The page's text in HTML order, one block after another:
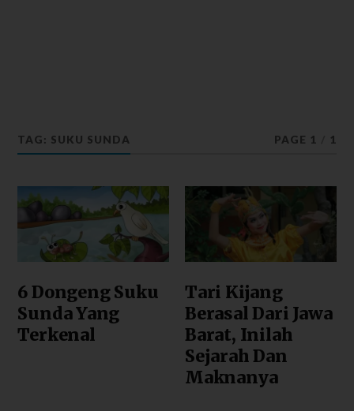
TAG: SUKU SUNDA PAGE 1 1
6 Dongeng Suku
Sunda Yang
Terkenal
Tari Kijang
Berasal Dari Jawa
Barat, Inilah
Sejarah Dan
Maknanya